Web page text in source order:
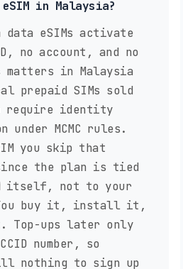
in Malaysia?
data eSIMs activate
no account, and no
matters in Malaysia
prepaid SIMs sold
require identity
MCMC rules.
you skip that
the plan is tied
itself, not to your
buy it, install it,
Top-ups later only
number, so
nothing to sign up